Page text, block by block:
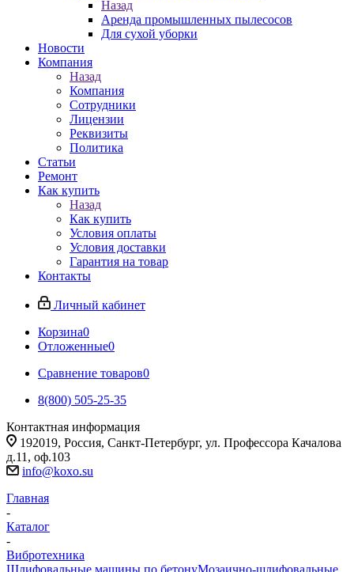
Назад
Аренда промышленных пылесосов
Для сухой уборки
Новости
Компания
Назад
Компания
Сотрудники
Лицензии
Реквизиты
Политика
Статьи
Ремонт
Как купить
Назад
Как купить
Условия оплаты
Условия доставки
Гарантия на товар
Контакты
Личный кабинет
Корзина0
Отложенные0
Сравнение товаров0
8(800) 505-25-35
Контактная информация
192019, Россия, Санкт-Петербург, ул. Профессора Качалова
д.11, оф.103
info@koxo.su
Главная
-
Каталог
-
Вибротехника
Шлифовальные машины по бетонуМозаично-шлифовальные